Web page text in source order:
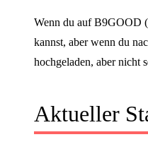
Wenn du auf B9GOOD
kannst, aber wenn du
hochgeladen, aber nicht
Aktueller